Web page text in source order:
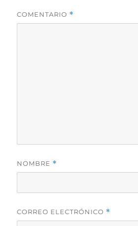
COMENTARIO *
NOMBRE *
CORREO ELECTRÓNICO *